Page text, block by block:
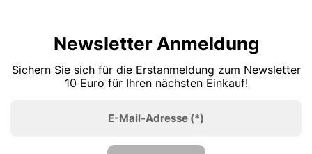
Newsletter Anmeldung
Sichern Sie sich für die Erstanmeldung zum Newsletter
10 Euro für Ihren nächsten Einkauf!
E-Mail-Adresse (*)